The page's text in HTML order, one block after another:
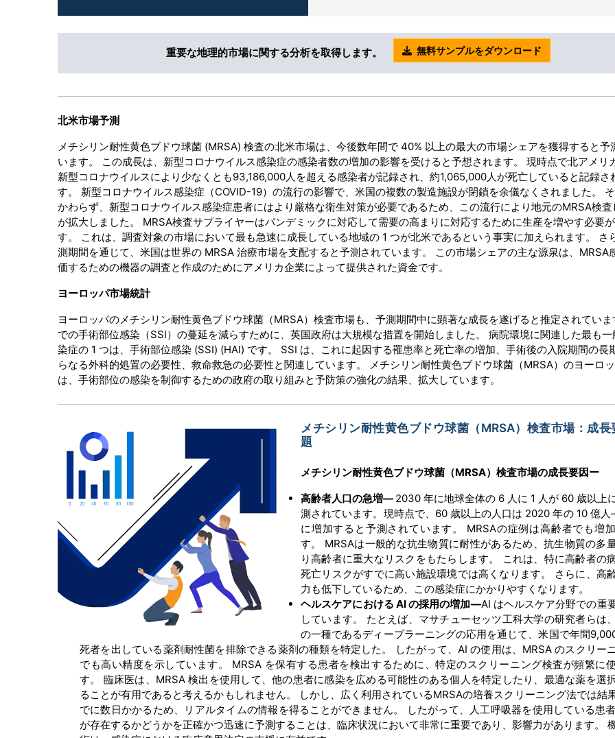
重要な地理的市場に関する分析を取得します。 無料サンプルをダウンロード
北米市場予測
メチシリン耐性黄色ブドウ球菌 (MRSA) 検査の北米市場は、今後数年間で 40% 以上の最大の市場シェアを獲得すると予
います。 この成長は、新型コロナウイルス感染症の感染者数の増加の影響を受けると予想されます。 現時点で北アメリ
新型コロナウイルスにより少なくとも93,186,000人を超える感染者が記録され、約1,065,000人が死亡していると記録さ
す。 新型コロナウイルス感染症（COVID-19）の流行の影響で、米国の複数の製造施設が閉鎖を余儀なくされました。
かわらず、新型コロナウイルス感染症患者にはより厳格な衛生対策が必要であるため、この流行により地元のMRSA検査
が拡大しました。 MRSA検査サプライヤーはパンデミックに対応して需要の高まりに対応するために生産を増やす必要
す。 これは、調査対象の市場において最も急速に成長している地域の 1 つが北米であるという事実に加えられます。 さ
測期間を通じて、米国は世界の MRSA 治療市場を支配すると予測されています。 この市場シェアの主な源泉は、MRSA
価するための機器の調査と作成のためにアメリカ企業によって提供された資金です。
ヨーロッパ市場統計
ヨーロッパのメチシリン耐性黄色ブドウ球菌（MRSA）検査市場も、予測期間中に顕著な成長を遂げると推定されていま
での手術部位感染（SSI）の蔓延を減らすために、英国政府は大規模な措置を開始しました。 病院環境に関連した最も
染症の 1 つは、手術部位感染 (SSI) (HAI) です。 SSI は、これに起因する罹患率と死亡率の増加、手術後の入院期間の長
らなる外科的処置の必要性、救命救急の必要性と関連しています。 メチシリン耐性黄色ブドウ球菌（MRSA）のヨーロ
は、手術部位の感染を制御するための政府の取り組みと予防策の強化の結果、拡大しています。
メチシリン耐性黄色ブドウ球菌（MRSA）検査市場：成長
題
メチシリン耐性黄色ブドウ球菌（MRSA）検査市場の成長要因ー
高齢者人口の急増― 2030 年に地球全体の 6 人に 1 人が 60 歳以上
測されています。現時点で、60 歳以上の人口は 2020 年の 10 億
に増加すると予測されています。 MRSAの症例は高齢者でも増
す。 MRSAは一般的な抗生物質に耐性があるため、抗生物質の多
り高齢者に重大なリスクをもたらします。 これは、特に高齢者の
死亡リスクがすでに高い施設環境では高くなります。 さらに、高
力も低下しているため、この感染症にかかりやすくなります。
ヘルスケアにおける AI の採用の増加―AI はヘルスケア分野での重
しています。 たとえば、マサチューセッツ工科大学の研究者らは
の一種であるディープラーニングの応用を通じて、米国で年間
死者を出している薬剤耐性菌を排除できる薬剤の種類を特定した。 したがって、AI の使用は、MRSA のスクリー
でも高い精度を示しています。 MRSA を保有する患者を検出するために、特定のスクリーニング検査が頻繁に
す。 臨床医は、MRSA 検出を使用して、他の患者に感染を広める可能性のある個人を特定したり、最適な薬を選
ることが有用であると考えるかもしれません。 しかし、広く利用されているMRSAの培養スクリーニング法では結
でに数日かかるため、リアルタイムの情報を得ることができません。 したがって、人工呼吸器を使用している患
が存在するかどうかを正確かつ迅速に予測することは、臨床状況において非常に重要であり、影響力があります。